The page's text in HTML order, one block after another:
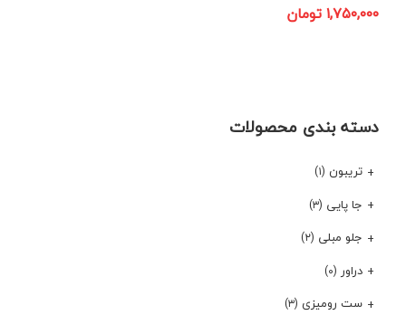
۱,۷۵۰,۰۰۰تومان
دسته بندی محصولات
تریبون (۱)
جا پایی (۳)
جلو مبلی (۲)
دراور (۰)
ست رومیزی (۳)